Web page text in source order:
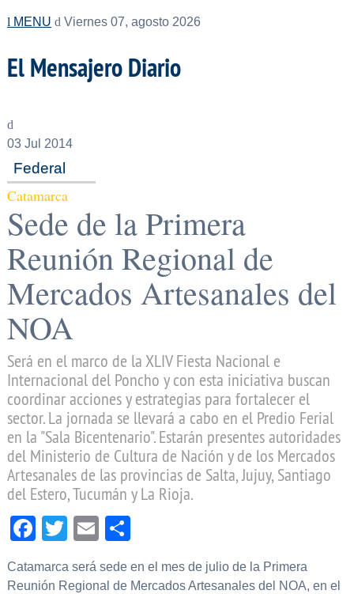
MENU Viernes 07, agosto 2026
El Mensajero Diario
03Jul 2014
Federal
Catamarca
Sede de la Primera
Reunión Regional de
Mercados Artesanales del
NOA
Será en el marco de la XLIV Fiesta Nacional e
Internacional del Poncho y con esta iniciativa buscan
coordinar acciones y estrategias para fortalecer el
sector. La jornada se llevará a cabo en el Predio Ferial
en la "Sala Bicentenario". Estarán presentes autoridades
del Ministerio de Cultura de Nación y de los Mercados
Artesanales de las provincias de Salta, Jujuy, Santiago
del Estero, Tucumán y La Rioja.
Facebook
TwitterEmail
Catamarca será sede en el mes de julio de la Primera
Reunión Regional de Mercados Artesanales del NOA, en el